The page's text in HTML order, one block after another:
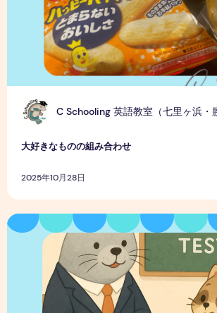
C
大好きなものの組み合わせ
2025年10月28日
英語スピーキングテスト 印象面のポイント